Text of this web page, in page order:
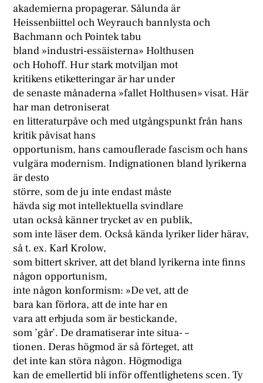
akademierna propagerar. Sålunda är
Heissenbiittel och Weyrauch bannlysta och
Bachmann och Pointek tabu
bland »industri-essäisterna» Holthusen
och Hohoff. Hur stark motviljan mot
kritikens etiketteringar är har under
de senaste månaderna »fallet Holthusen» visat. Här
har man detroniserat
en litteraturpåve och med utgångspunkt från hans
kritik påvisat hans
opportunism, hans camouflerade fascism och hans
vulgära modernism. Indignationen bland lyrikerna
är desto
större, som de ju inte endast måste
hävda sig mot intellektuella svindlare
utan också känner trycket av en publik,
som inte läser dem. Också kända lyriker lider härav,
så t. ex. Karl Krolow,
som bittert skriver, att det bland lyrikerna inte finns
någon opportunism,
inte någon konformism: »De vet, att de
bara kan förlora, att de inte har en
vara att erbjuda som är bestickande,
som ’går’. De dramatiserar inte situa- –
tionen. Deras högmod är så förteget, att
det inte kan störa någon. Högmodiga
kan de emellertid bli inför offentlighetens scen. Ty